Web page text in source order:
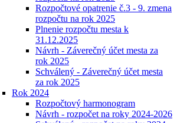
Rozpočtové opatrenie č.3 - 9. zmena
rozpočtu na rok 2025
Plnenie rozpočtu mesta k
31.12.2025
Návrh - Záverečný účet mesta za
rok 2025
Schválený - Záverečný účet mesta
za rok 2025
Rok 2024
Rozpočtový harmonogram
Návrh - rozpočet na roky 2024-2026